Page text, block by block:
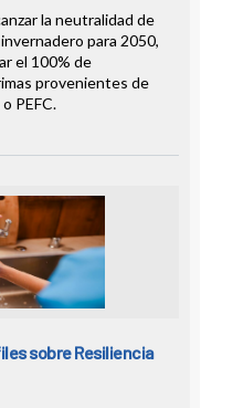
la neutralidad de
para 2050,
el 100% de
provenientes de
PEFC.
sobre Resiliencia